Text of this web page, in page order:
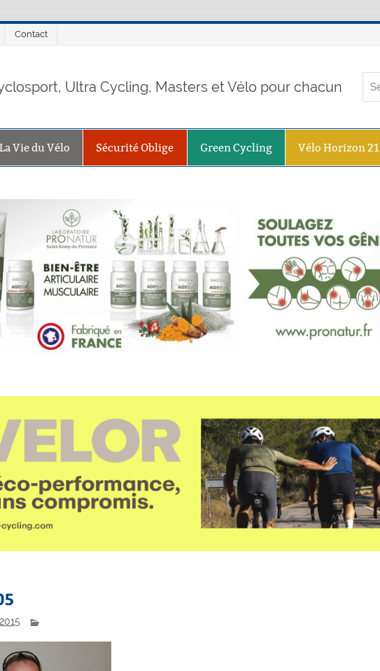
Contact
Ultra Cycling, Masters et Vélo pour chacun
La Vie du Vélo Sécurité Oblige Green Cycling Vélo Horizon 21